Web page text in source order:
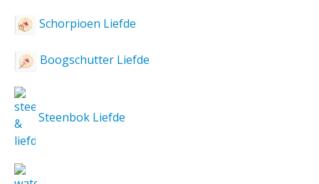
Schorpioen Liefde
Boogschutter Liefde
Steenbok Liefde